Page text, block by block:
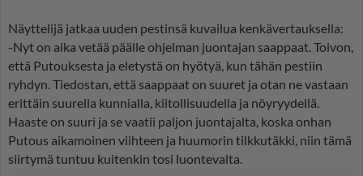
Näyttelijä jatkaa uuden pestinsä kuvailua kenkävertauksella:
-Nyt on aika vetää päälle ohjelman juontajan saappaat. Toivon,
että Putouksesta ja eletystä on hyötyä, kun tähän pestiin
ryhdyn. Tiedostan, että saappaat on suuret ja otan ne vastaan
erittäin suurella kunnialla, kiitollisuudella ja nöyryydellä.
Haaste on suuri ja se vaatii paljon juontajalta, koska onhan
Putous aikamoinen viihteen ja huumorin tilkkutäkki, niin tämä
siirtymä tuntuu kuitenkin tosi luontevalta.